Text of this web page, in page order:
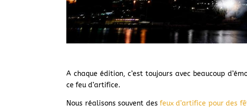
A chaque édition, c’est toujours avec beaucoup
ce feu d’artifice.
Nous réalisons souvent desfeux d’artifice pour des